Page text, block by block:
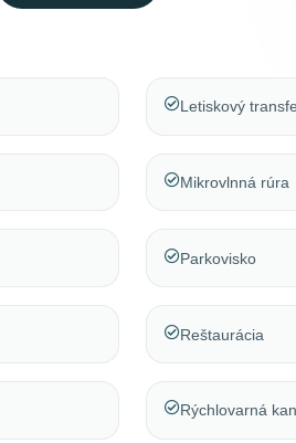
Letiskový
Mikrovlnná rúra
Parkovisko
Reštaurácia
Rýchlovarná